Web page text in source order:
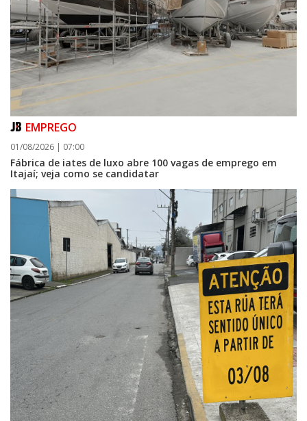
EMPREGO
01/08/2026 | 07:00
Fábrica de iates de luxo abre 100 vagas de emprego em
Itajaí; veja como se candidatar